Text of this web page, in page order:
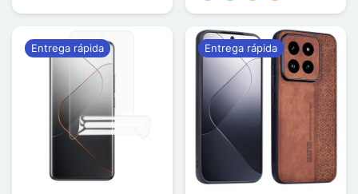
Entrega rápida Entrega rápida